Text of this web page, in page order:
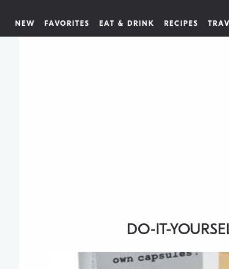
NEW FAVORITES EAT & DRINK RECIPES
DO-IT-